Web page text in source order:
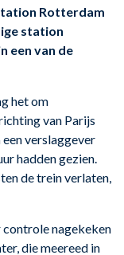
Rotterdam
station
een van de
het om
van Parijs
verslaggever
hadden gezien.
de trein verlaten,
controle nagekeken
die meereed in